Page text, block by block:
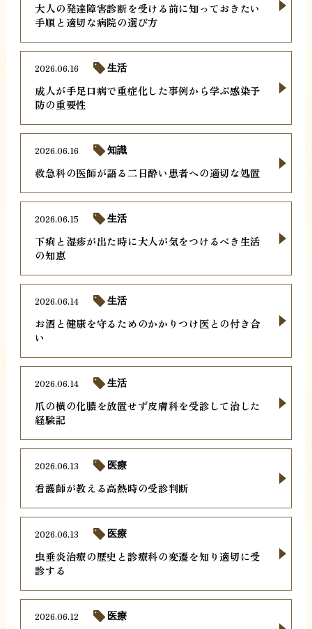
大人の発達障害診断を受ける前に知っておきたい
手順と適切な病院の選び方
成人が手足口病で重症化した事例から学ぶ感染予
防の重要性
2026.06.16 生活
救急科の医師が語る二日酔い患者への適切な処置
2026.06.16 知識
下痢と湿疹が出た時に大人が気をつけるべき生活
の知恵
2026.06.15 生活
お酒と健康を守るためのかかりつけ医との付き合
い
2026.06.14 生活
爪の横の化膿を放置せず皮膚科を受診して治した
経験記
2026.06.14 生活
看護師が教える高熱時の受診判断
2026.06.13 医療
虫垂炎治療の歴史と診療科の変遷を知り適切に受
診する
2026.06.13 医療
2026.06.12 医療